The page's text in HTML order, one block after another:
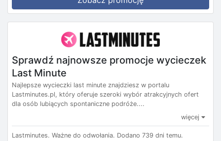
Sprawdź najnowsze promocje wycieczek
Last Minute
Najlepsze wycieczki last minute znajdziesz w portalu
Lastminutes.pl, który oferuje szeroki wybór atrakcyjnych ofert
dla osób lubiących spontaniczne podróże....
więcej
Lastminutes. Ważne do odwołania. Dodano 739 dni temu.